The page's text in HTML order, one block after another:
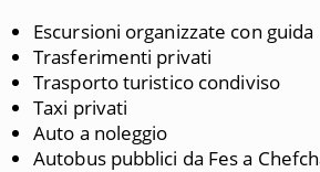
Escursioni organizzate con guida
Trasferimenti privati
Trasporto turistico condiviso
Taxi privati
Auto a noleggio
Autobus pubblici da Fes a